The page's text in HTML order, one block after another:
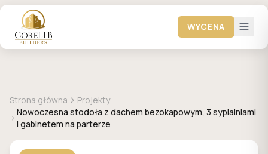
WYCENA
Strona główna
Projekty
Nowoczesna stodoła z dachem bezokapowym, 3 sypialniami
i gabinetem na parterze